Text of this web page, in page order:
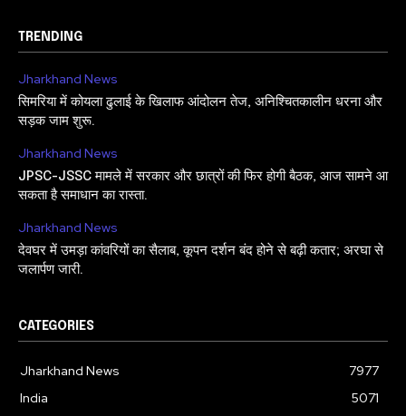
TRENDING
Jharkhand News
सिमरिया में कोयला ढुलाई के खिलाफ आंदोलन तेज, अनिश्चितकालीन धरना और
सड़क जाम शुरू.
Jharkhand News
JPSC-JSSC मामले में सरकार और छात्रों की फिर होगी बैठक, आज सामने आ
सकता है समाधान का रास्ता.
Jharkhand News
देवघर में उमड़ा कांवरियों का सैलाब, कूपन दर्शन बंद होने से बढ़ी कतार; अरघा से
जलार्पण जारी.
CATEGORIES
Jharkhand News
7977
India
5071